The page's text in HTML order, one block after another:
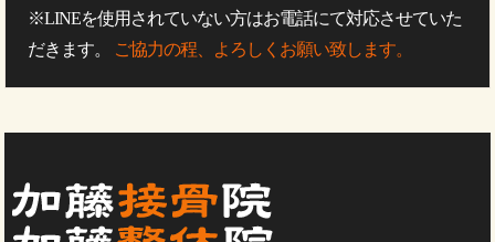
※LINEを使用されていない方はお電話にて対応させていた
だきます。 ご協力の程、よろしくお願い致します。